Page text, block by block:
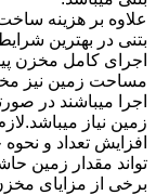
علاوه بر هزینه
مساحت زمین نیز
اجرا میباشند در
زمین نیاز
افزایش تعداد و
تواند مقدار زمین
برخی از مزایای